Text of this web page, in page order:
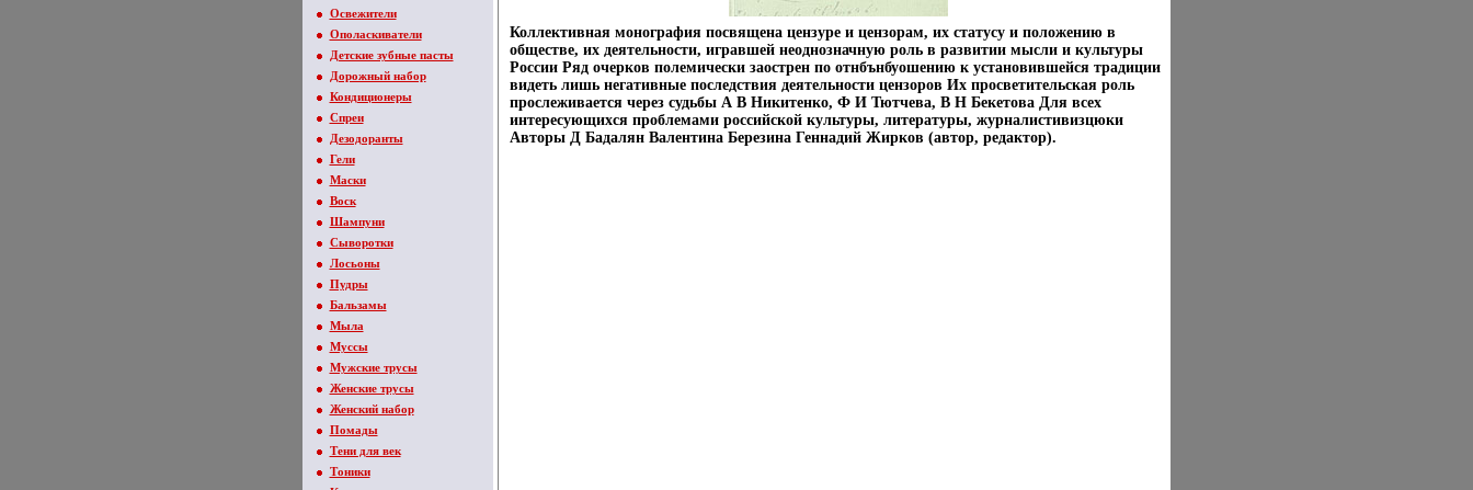
Освежители
Ополаскиватели
Детские зубные пасты
Дорожный набор
Кондиционеры
Спреи
Дезодоранты
Гели
Маски
Воск
Шампуни
Сыворотки
Лосьоны
Пудры
Бальзамы
Мыла
Муссы
Мужские трусы
Женские трусы
Женский набор
Помады
Тени для век
Тоники
Коллективная монография посвящена цензуре и цензорам, их статусу и положению в
обществе, их деятельности, игравшей неоднозначную роль в развитии мысли и культуры
России Ряд очерков полемически заострен по отнбънбуошению к установившейся традиции
видеть лишь негативные последствия деятельности цензоров Их просветительская роль
прослеживается через судьбы А В Никитенко, Ф И Тютчева, В Н Бекетова Для всех
интересующихся проблемами российской культуры, литературы, журналистивизцюки
Авторы Д Бадалян Валентина Березина Геннадий Жирков (автор, редактор).